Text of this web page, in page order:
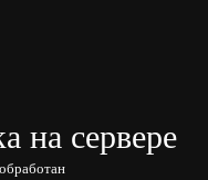
на сервере